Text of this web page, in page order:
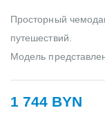
Просторный
путешествий.
Модель
1 744 BYN